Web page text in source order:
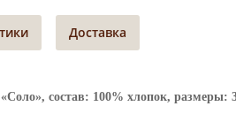
Доставка
состав: 100% хлопок,